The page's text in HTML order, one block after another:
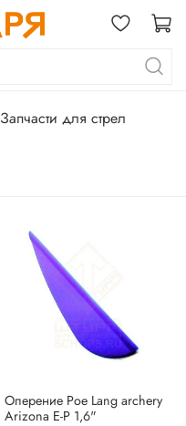
Запчасти для стрел
Оперение Poe Lang archery
Arizona E-P 1,6"